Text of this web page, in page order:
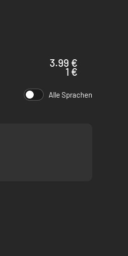
3.99 €
1 €
Alle Sprachen